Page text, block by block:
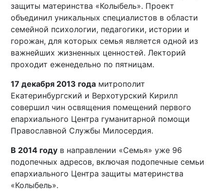
защиты материнства «Колыбель». Проект
объединил уникальных специалистов в области
семейной психологии, педагогики, истории и
горожан, для которых семья является одной из
важнейших жизненных ценностей. Лекторий
проходит еженедельно по пятницам.
17 декабря 2013 года митрополит
Екатеринбургский и Верхотурский Кирилл
совершил чин освящения помещений первого
епархиального Центра гуманитарной помощи
Православной Службы Милосердия.
В 2014 году в направлении «Семья» уже 96
подопечных адресов, включая подопечные семьи
епархиального Центра защиты материнства
«Колыбель».